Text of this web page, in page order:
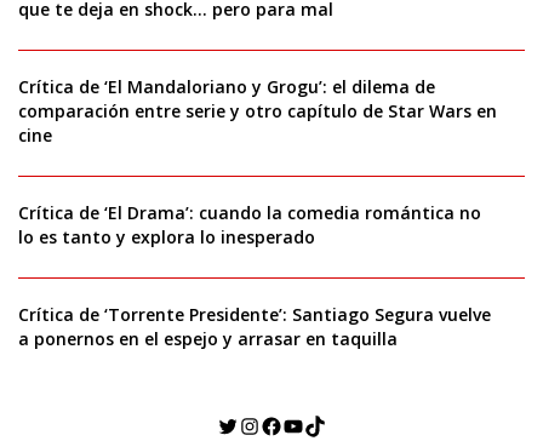
que te deja en shock… pero para mal
Crítica de ‘El Mandaloriano y Grogu’: el dilema de
comparación entre serie y otro capítulo de Star Wars en
cine
Crítica de ‘El Drama’: cuando la comedia romántica no
lo es tanto y explora lo inesperado
Crítica de ‘Torrente Presidente’: Santiago Segura vuelve
a ponernos en el espejo y arrasar en taquilla
Twitter
Instagram
Facebook
YouTube
TikTok